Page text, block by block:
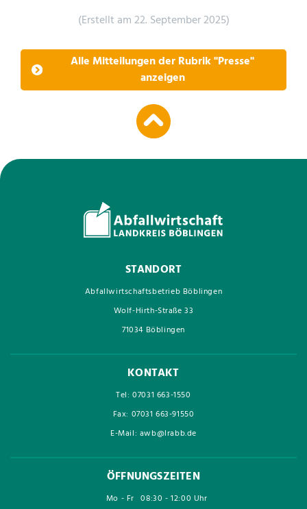
(Erstellt am 22. September 2025)
Alle Mitteilungen der Rubrik "Presse"
anzeigen
STANDORT
Abfallwirtschaftsbetrieb Böblingen
Wolf-Hirth-Straße 33
71034 Böblingen
KONTAKT
Tel: 07031 663-1550
Fax: 07031 663-91550
E-Mail: awb@lrabb.de
ÖFFNUNGSZEITEN
Mo - Fr 08:30 - 12:00 Uhr